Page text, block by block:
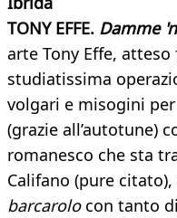
TONY EFFE. Damme
arte Tony Effe,
studiatissima
volgari e misogini
(grazie all’autotune)
romanesco che sta
Califano (pure
barcarolocon tanto